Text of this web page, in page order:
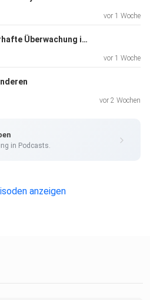
vor 1 Woche
258 CCTV - dauerhafte Überwachung in Großbritannien
vor 1 Woche
vor 2 Wochen
in Podcasts.
anzeigen